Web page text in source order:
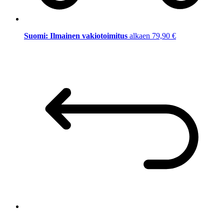
Suomi: Ilmainen vakiotoimitus alkaen 79,90 €